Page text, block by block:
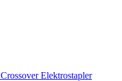
Crossover Elektrostapler